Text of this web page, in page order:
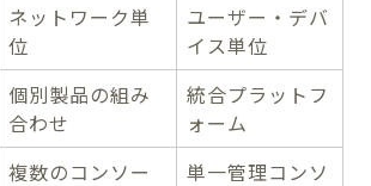
ネットワーク単
位
ユーザー・デバ
イス単位
個別製品の組み
合わせ
統合プラットフ
ォーム
複数のコンソー
単一管理コンソ